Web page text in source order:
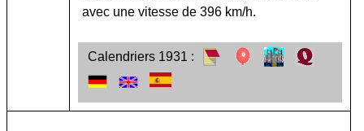
avec une vitesse de 396 km/h.
Calendriers 1931 :